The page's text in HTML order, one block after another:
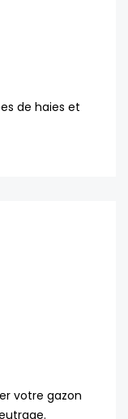
de haies et
votre gazon